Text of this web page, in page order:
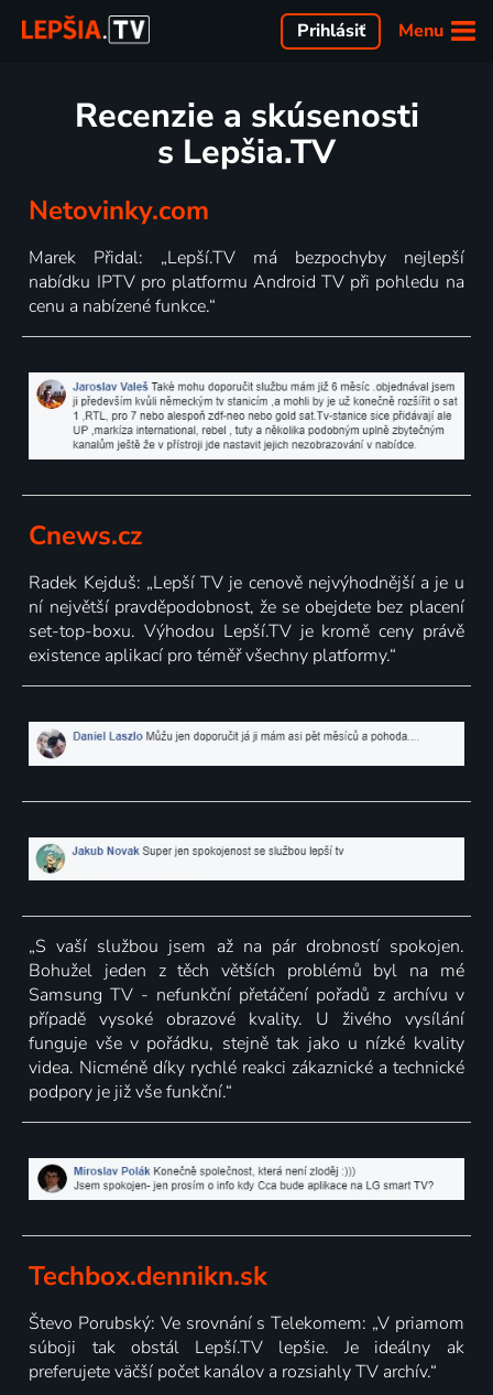
Menu
Prihlásiť
Recenzie a skúsenosti
s Lepšia.TV
Netovinky.com
Marek Přidal: „Lepší.TV má bezpochyby nejlepší
nabídku IPTV pro platformu Android TV při pohledu na
cenu a nabízené funkce.“
Cnews.cz
Radek Kejduš: „Lepší TV je cenově nejvýhodnější a je u
ní největší pravděpodobnost, že se obejdete bez placení
set-top-boxu. Výhodou Lepší.TV je kromě ceny právě
existence aplikací pro téměř všechny platformy.“
„S vaší službou jsem až na pár drobností spokojen.
Bohužel jeden z těch větších problémů byl na mé
Samsung TV - nefunkční přetáčení pořadů z archívu v
případě vysoké obrazové kvality. U živého vysílání
funguje vše v pořádku, stejně tak jako u nízké kvality
videa. Nicméně díky rychlé reakci zákaznické a technické
podpory je již vše funkční.“
Techbox.dennikn.sk
Števo Porubský: Ve srovnání s Telekomem: „V priamom
súboji tak obstál Lepší.TV lepšie. Je ideálny ak
preferujete väčší počet kanálov a rozsiahly TV archív.“